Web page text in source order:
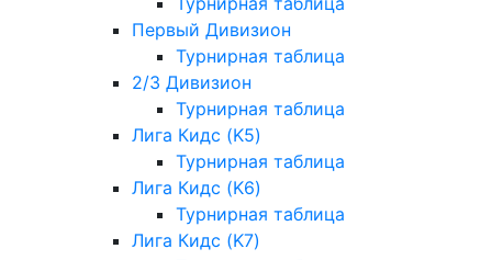
Первый Дивизион
Турнирная таблица
2/3 Дивизион
Турнирная таблица
Лига Кидс (K5)
Турнирная таблица
Лига Кидс (K6)
Турнирная таблица
Лига Кидс (K7)